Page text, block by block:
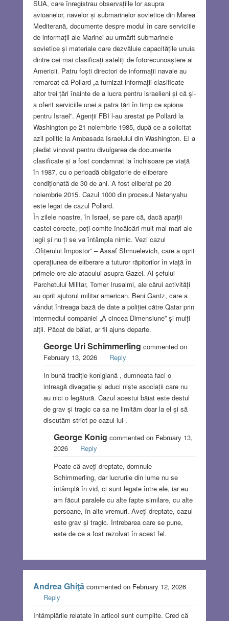
SUA, care înregistrau observațiile lor asupra
avioanelor, navelor și submarinelor sovietice din Marea
Mediterană, documente despre modul în care serviciile
de informații ale Marinei au urmărit submarinele
sovietice și materiale care dezvăluie capacitățile unuia
dintre cei mai clasificați sateliți de fotorecunoaștere ai
Americii. Patru foști directori de informații navale au
remarcat că Pollard „a furnizat informații clasificate
altor trei țări înainte de a lucra pentru israelieni și că și-
a oferit serviciile unei a patra țări în timp ce spiona
pentru Israel”. Agenții FBI l-au arestat pe Pollard la
Washington pe 21 noiembrie 1985, după ce a solicitat
azil politic la Ambasada Israelului din Washington. El a
pledat vinovat pentru divulgarea de documente
clasificate și a fost condamnat la închisoare pe viață
în 1987, cu o perioadă obligatorie de eliberare
condiționată de 30 de ani. A fost eliberat pe 20
noiembrie 2015. Cazul 1000 din procesul Netanyahu
este legat de cazul Pollard.
În zilele noastre, în Israel, se pare că, dacă aparții
castei corecte, poți comite încălcări mult mai mari ale
legii și nu ți se va întâmpla nimic. Vezi cazul
„Ofițerului Impostor” – Assaf Shmuelevich, care a oprit
operațiunea de eliberare a tuturor răpitorilor în viață în
primele ore ale atacului asupra Gazei. Al șefului
Parchetului Militar, Tomer Irusalmi, ale cărui activități
au oprit ajutorul militar american. Beni Gantz, care a
vândut întreaga bază de date a poliției către Qatar prin
intermediul companiei „A cincea Dimensiune” și mulți
alții. Păcat de băiat, ar fii ajuns departe.
George Uri Schimmerling commented on
February 13, 2026
Reply
In bună tradiție konigiană , dumneata faci o
intreagă divagație și aduci niște asociații care nu
au nici o legătură. Cazul acestui băiat este destul
de grav și tragic ca sa ne limităm doar la el și să
discutăm strict pe cazul lui .
George Konig commented on February 13,
2026
Reply
Poate că aveți dreptate, domnule
Schimmerling, dar lucrurile din lume nu se
întâmplă în vid, ci sunt legate între ele, iar eu
am făcut paralele cu alte fapte similare, cu alte
persoane, în alte vremuri. Aveți dreptate, cazul
este grav și tragic. Întrebarea care se pune,
este de ce a fost rezolvat în acest fel.
Andrea Ghiţăcommented on February 12, 2026
Reply
Întâmplările relatate în articol sunt cumplite. Cred că